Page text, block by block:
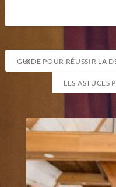
Navigation
de
l’article
GUIDE POUR RÉUSSIR LA